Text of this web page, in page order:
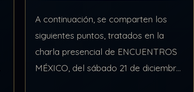
A continuación, se comparten los
siguientes puntos, tratados en la
charla presencial de ENCUENTROS
MÉXICO, del sábado 21 de diciembre